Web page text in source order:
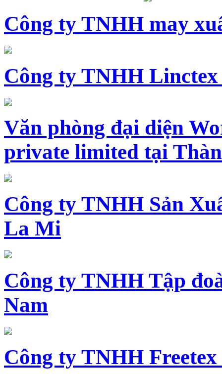
Công ty TNHH may
Công ty TNHH Linctex
Văn phòng đại diện
private limited tại
Công ty TNHH Sản
La Mi
Công ty TNHH Tập
Nam
Công ty TNHH